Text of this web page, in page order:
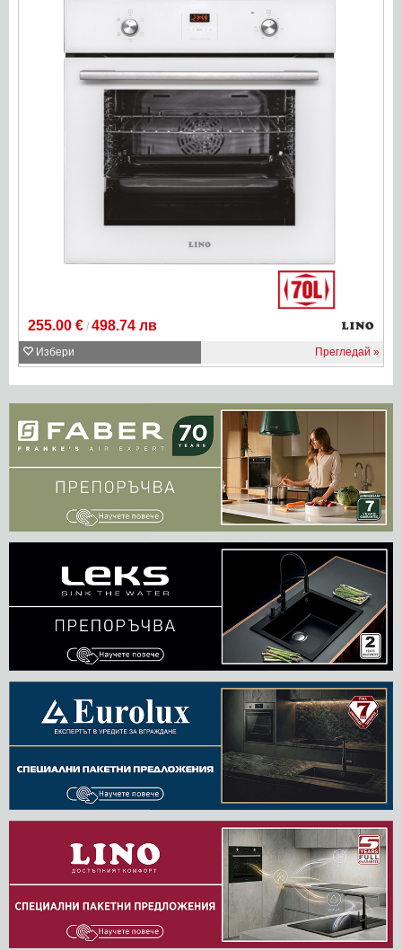
255.00 € / 498.74 лв
Избери Прегледай